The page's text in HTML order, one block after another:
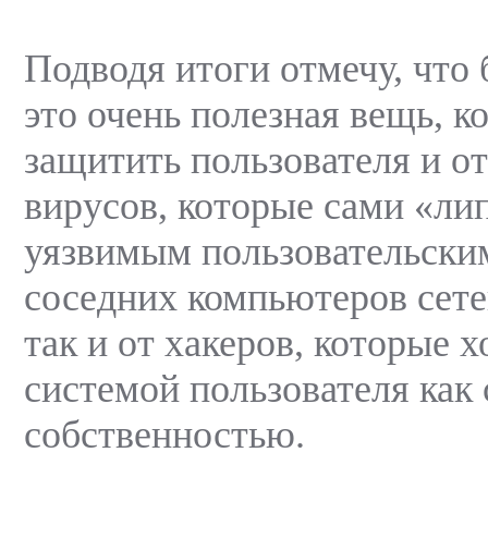
Подводя итоги отмечу,
это очень полезная вещь,
защитить пользователя и
вирусов, которые сами
уязвимым
соседних компьютеров
так и от хакеров, которые
системой пользователя как
собственностью.